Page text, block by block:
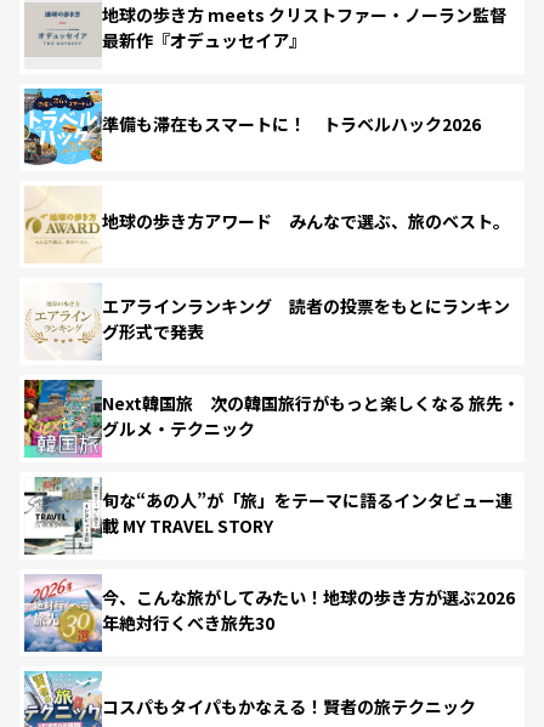
地球の歩き方 meets クリストファー・ノーラン監督
最新作『オデュッセイア』
準備も滞在もスマートに！ トラベルハック2026
地球の歩き方アワード みんなで選ぶ、旅のベスト。
エアラインランキング 読者の投票をもとにランキン
グ形式で発表
Next韓国旅 次の韓国旅行がもっと楽しくなる 旅先・
グルメ・テクニック
旬な“あの人”が「旅」をテーマに語るインタビュー連
載 MY TRAVEL STORY
今、こんな旅がしてみたい！地球の歩き方が選ぶ2026
年絶対行くべき旅先30
コスパもタイパもかなえる！賢者の旅テクニック